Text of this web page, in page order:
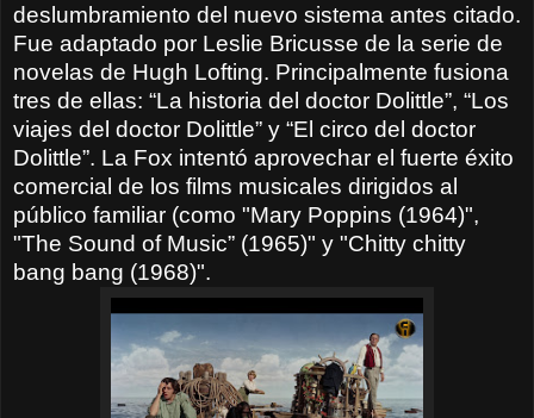
deslumbramiento del nuevo sistema antes citado.
Fue adaptado por Leslie Bricusse de la serie de
novelas de Hugh Lofting. Principalmente fusiona
tres de ellas: “La historia del doctor Dolittle”, “Los
viajes del doctor Dolittle” y “El circo del doctor
Dolittle”. La Fox intentó aprovechar el fuerte éxito
comercial de los films musicales dirigidos al
público familiar (como "Mary Poppins (1964)",
"The Sound of Music” (1965)" y "Chitty chitty
bang bang (1968)".